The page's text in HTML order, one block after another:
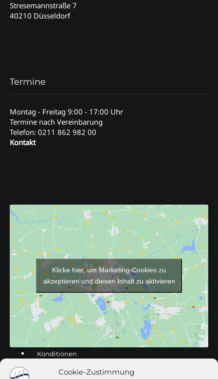
Cookie-Zustimmung
Stresemannstraße 7
40210 Düsseldorf
Termine
Montag - Freitag 9:00 - 17:00 Uhr
Termine nach Vereinbarung
Telefon: 0211 862 982 00
Kontakt
Klicke hier, um Marketing-Cookies zu
akzeptieren und diesen Inhalt zu aktivieren
Konditionen